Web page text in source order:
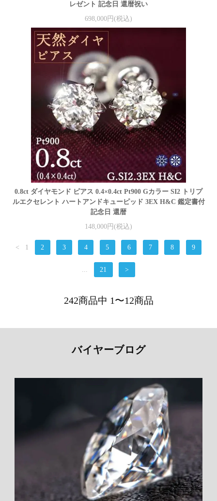
レゼント 記念日 還暦祝い
698,000円(税込)
0.8ct ダイヤモンド ピアス 0.4×0.4ct Pt900 Gカラー SI2 トリプ
ルエクセレント ハートアンドキューピッド 3EX H&C 鑑定書付
記念日 還暦
148,000円(税込)
< 1 2 3 4 5 6 7 8 9
21 >
242商品中 1〜12商品
バイヤーブログ